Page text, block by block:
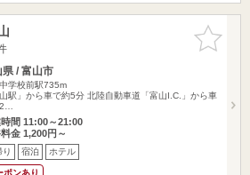
お気に入
りに追加
県 / 富山市
学校前駅735m
山駅」から車で約5分 北陸自動車道「富山I.C.」から車
間 11:00～21:00
料金 1,200円～
り 宿泊 ホテル
ポンあり